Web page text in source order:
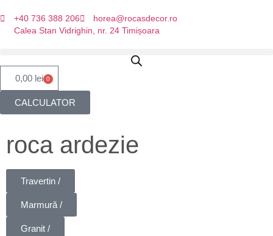
+40 736 388 206
horea@rocasdecor.ro
Calea Stan Vidrighin, nr. 24 Timișoara
0,00 lei 0
CALCULATOR
roca ardezie
Travertin /
Marmură /
Granit /